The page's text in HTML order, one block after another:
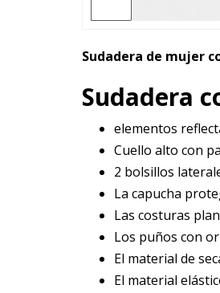
Sudadera de mujer
Sudadera
elementos
Cuello alto con
2 bolsillos
La capucha
Las costuras
Los puños con
El material de
El material